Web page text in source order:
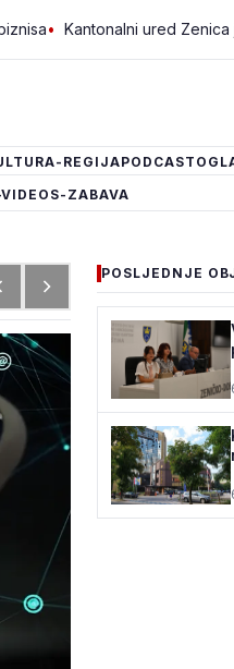
ured Zenica jedini
-REGIJAPODCAST
-ZABAVA
POSLJEDNJE